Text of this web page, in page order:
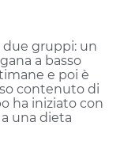
due gruppi: un
a basso
e poi è
contenuto di
ha iniziato con
una dieta